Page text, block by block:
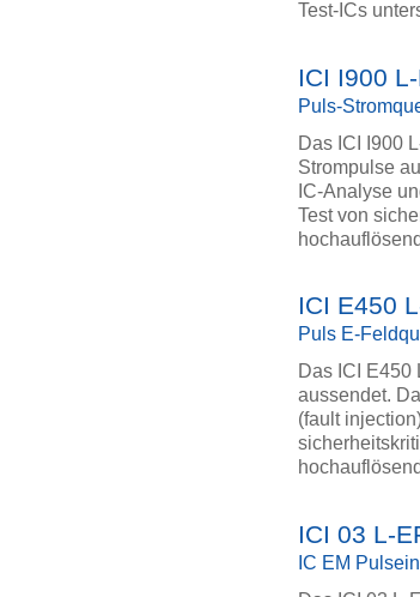
Test-ICs
ICI I900
Puls-
Das ICI I900
Strompulse
IC-Analyse
Test von
ICI E450
Puls E-
Das ICI
aussendet.
(fault
ICI 03 L-
IC EM